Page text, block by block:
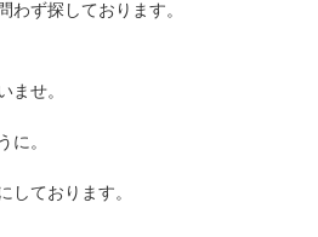
わず探しております。
ませ。
に。
しております。